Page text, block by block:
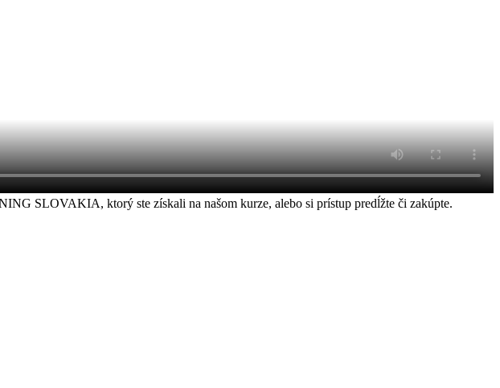
SLOVAKIA, ktorý ste získali na našom kurze, alebo si prístup predĺžte či zakúpte.